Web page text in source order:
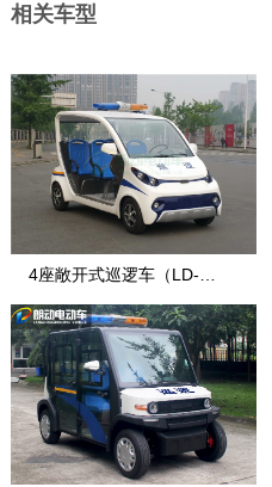
相关车型
4座敞开式巡逻车（LD-
S4.PAC）